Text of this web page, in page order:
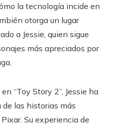
la tecnología incide en
otorga un lugar
a Jessie, quien sigue
más apreciados por
“Toy Story 2”, Jessie ha
de las historias más
Su experiencia de